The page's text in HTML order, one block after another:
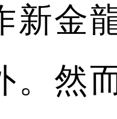
新金
。然